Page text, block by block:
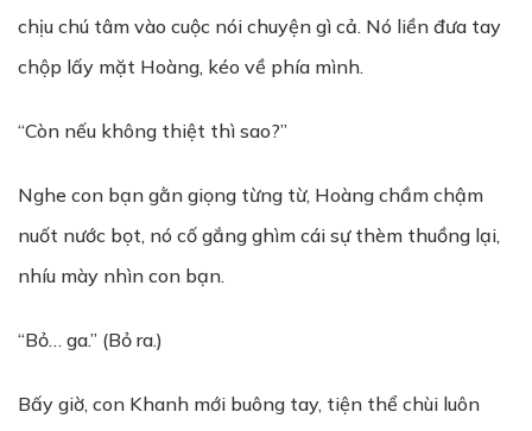
chịu chú tâm vào cuộc nói chuyện gì cả. Nó liền đưa tay
chộp lấy mặt Hoàng, kéo về phía mình.
“Còn nếu không thiệt thì sao?”
Nghe con bạn gằn giọng từng từ, Hoàng chầm chậm
nuốt nước bọt, nó cố gắng ghìm cái sự thèm thuồng lại,
nhíu mày nhìn con bạn.
“Bỏ… ga.” (Bỏ ra.)
Bấy giờ, con Khanh mới buông tay, tiện thể chùi luôn